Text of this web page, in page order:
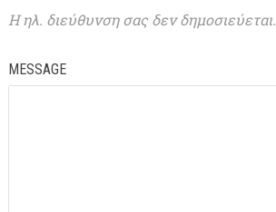
Η ηλ. διεύθυνση σας δεν δημοσιεύεται.
MESSAGE